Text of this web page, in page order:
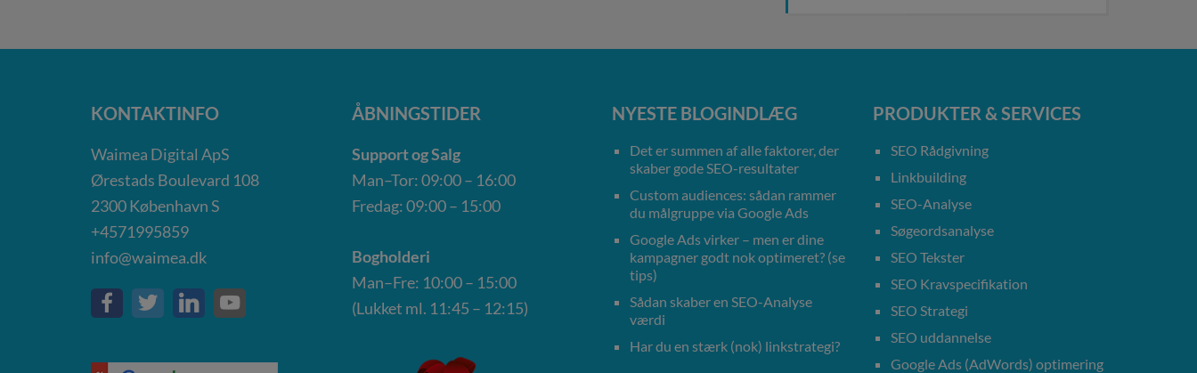
KONTAKTINFO
Waimea Digital ApS
Ørestads Boulevard 108
2300København S
+4571995859
info@waimea.dk
ÅBNINGSTIDER
Support og Salg
Man–Tor: 09:00 – 16:00
Fredag: 09:00 – 15:00
Bogholderi
Man–Fre: 10:00 – 15:00
(Lukket ml. 11:45 – 12:15)
NYESTE BLOGINDLÆG
Det er summen af alle faktorer, der
skaber gode SEO-resultater
Custom audiences: sådan rammer
du målgruppe via Google Ads
Google Ads virker – men er dine
kampagner godt nok optimeret? (se
tips)
Sådan skaber en SEO-Analyse
værdi
Har du en stærk (nok) linkstrategi?
PRODUKTER & SERVICES
SEO Rådgivning
Linkbuilding
SEO-Analyse
Søgeordsanalyse
SEO Tekster
SEO Kravspecifikation
SEO Strategi
SEO uddannelse
Google Ads (AdWords) optimering